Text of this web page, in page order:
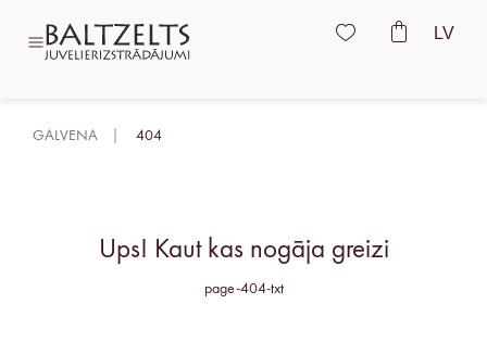
LV
GALVENA 404
Ups! Kaut kas nogāja greizi
page-404-txt